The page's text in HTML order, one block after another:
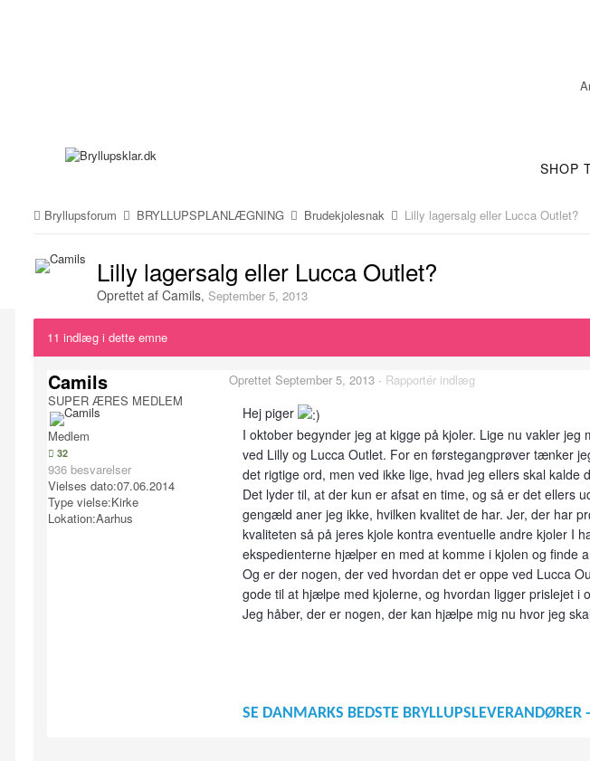
SHOP
Bryllupsforum BRYLLUPSPLANLÆGNING Brudekjolesnak Lilly lagersalg eller Lucca Outlet?
Lilly lagersalg eller Lucca Outlet?
Oprettet af Camils, September 5, 2013
11 indlæg i dette emne
Camils
SUPER ÆRES MEDLEM
Medlem
32
936 besvarelser
Vielses dato:07.06.2014
Type vielse:Kirke
Lokation:Aarhus
Oprettet September 5, 2013 · Rapportér indlæg
Hej piger
I oktober begynder jeg at kigge på kjoler. Lige nu vakler
ved Lilly og Lucca Outlet. For en førstegangprøver tænker
det rigtige ord, men ved ikke lige, hvad jeg ellers skal kalde
Det lyder til, at der kun er afsat en time, og så er det ellers
gengæld aner jeg ikke, hvilken kvalitet de har. Jer, der har
kvaliteten så på jeres kjole kontra eventuelle andre kjoler I
ekspedienterne hjælper en med at komme i kjolen og finde
Og er der nogen, der ved hvordan det er oppe ved Lucca
gode til at hjælpe med kjolerne, og hvordan ligger prislejet i
Jeg håber, der er nogen, der kan hjælpe mig nu hvor jeg
SE DANMARKS BEDSTE BRYLLUPSLEVERANDØRER